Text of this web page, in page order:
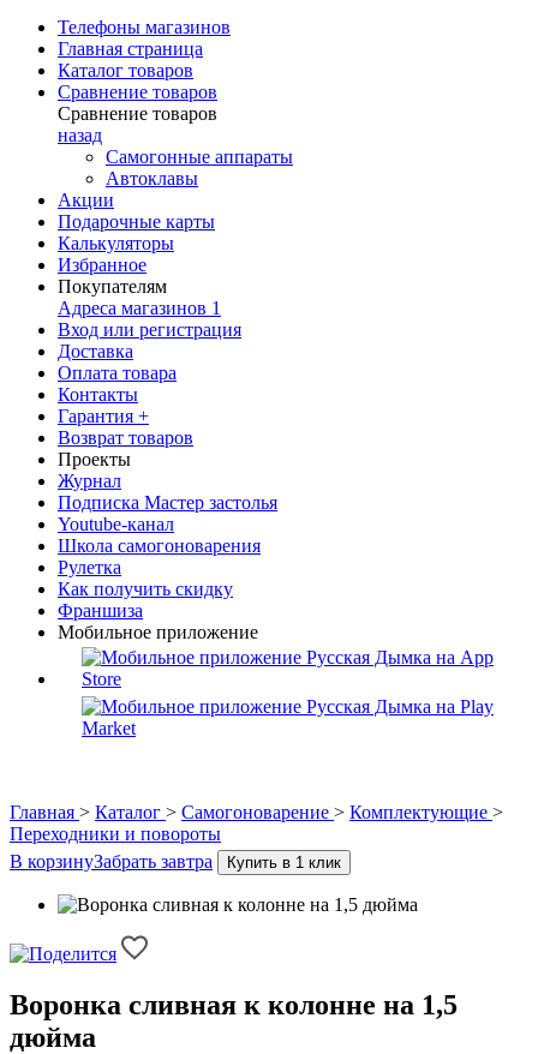
Телефоны магазинов
Главная страница
Каталог товаров
Сравнение товаров
Сравнение товаров
назад
Самогонные аппараты
Автоклавы
Акции
Подарочные карты
Калькуляторы
Избранное
Покупателям
Адреса магазинов 1
Вход или регистрация
Доставка
Оплата товара
Контакты
Гарантия +
Возврат товаров
Проекты
Журнал
Подписка Мастер застолья
Youtube-канал
Школа самогоноварения
Рулетка
Как получить скидку
Франшиза
Мобильное приложение
Главная > Каталог > Самогоноварение > Комплектующие >
Переходники и повороты
В корзинуЗабрать завтра Купить в 1 клик
Воронка сливная к колонне на 1,5
дюйма